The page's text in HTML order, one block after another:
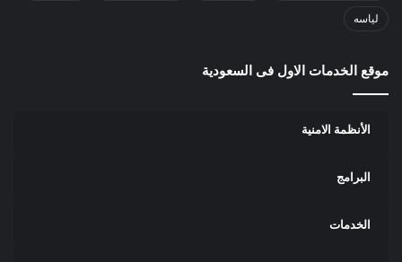
لياسه
موقع الخدمات الاول فى السعودية
الأنظمة الامنية
البرامج
الخدمات